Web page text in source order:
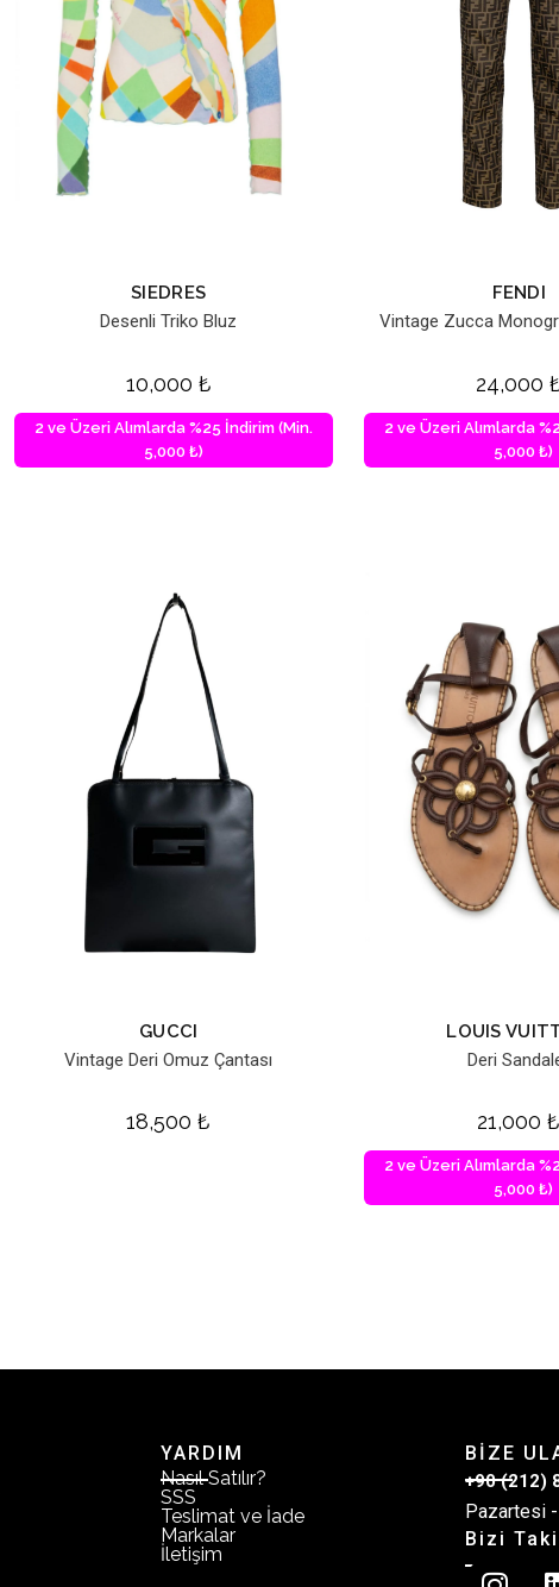
SIEDRES
Desenli Triko Bluz
10,000 ₺
2 ve Üzeri Alımlarda %25 İndirim (Min.
5,000 ₺)
FENDI
Vintage Zucca
24,000
2 ve Üzeri Alımlarda
5,000 ₺)
GUCCI
Vintage Deri Omuz Çantası
18,500₺
LOUIS
Deri
21,000₺
2 ve Üzeri Alımlarda
5,000 ₺)
YARDIM
Nasıl Satılır?
SSS
Teslimat ve İade
Markalar
İletişim
BİZE
+90 (212)
Pazartesi
Bizi